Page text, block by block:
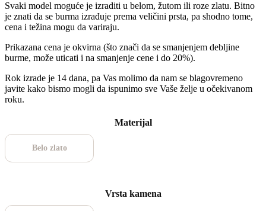
Svaki model moguće je izraditi u belom, žutom ili roze zlatu. Bitno
je znati da se burma izrađuje prema veličini prsta, pa shodno tome,
cena i težina mogu da variraju.
Prikazana cena je okvirna (što znači da se smanjenjem debljine
burme, može uticati i na smanjenje cene i do 20%).
Rok izrade je 14 dana, pa Vas molimo da nam se blagovremeno
javite kako bismo mogli da ispunimo sve Vaše želje u očekivanom
roku.
Materijal
Belo zlato
Vrsta kamena